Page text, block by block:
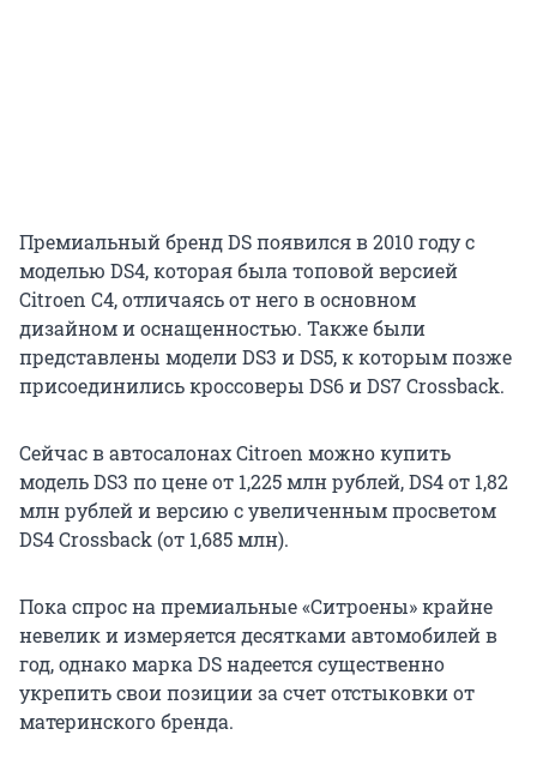
Премиальный бренд DS появился в 2010 году с
моделью DS4, которая была топовой версией
Citroen C4, отличаясь от него в основном
дизайном и оснащенностью. Также были
представлены модели DS3 и DS5, к которым позже
присоединились кроссоверы DS6 и DS7 Crossback.
Сейчас в автосалонах Citroen можно купить
модель DS3 по цене от 1,225 млн рублей, DS4 от 1,82
млн рублей и версию с увеличенным просветом
DS4 Crossback (от 1,685 млн).
Пока спрос на премиальные «Ситроены» крайне
невелик и измеряется десятками автомобилей в
год, однако марка DS надеется существенно
укрепить свои позиции за счет отстыковки от
материнского бренда.